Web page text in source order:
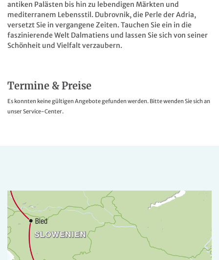
antiken Palästen bis hin zu lebendigen Märkten und
mediterranem Lebensstil. Dubrovnik, die Perle der Adria,
versetzt Sie in vergangene Zeiten. Tauchen Sie ein in die
faszinierende Welt Dalmatiens und lassen Sie sich von seiner
Schönheit und Vielfalt verzaubern.
Termine & Preise
Es konnten keine gültigen Angebote gefunden werden. Bitte wenden Sie sich an
unser Service-Center.